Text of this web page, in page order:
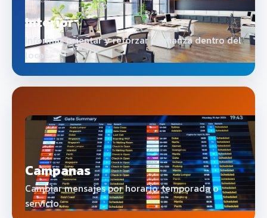
Interior
Informar, orientar y reforzar confianza dentro del
local.
Campanas
Cambiar mensajes por horario, temporada o
servicio.